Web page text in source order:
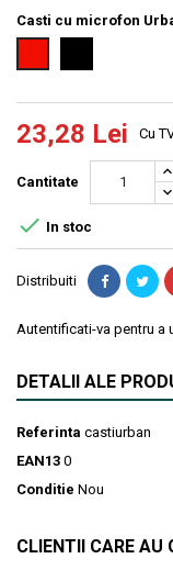
Casti cu microfon
23,28 Lei Cu
Cantitate
 In stoc
Distribuiti
Autentificati-va pentru a
DETALII ALE
Referinta castiurban
EAN13 0
Conditie Nou
CLIENTII CARE AU